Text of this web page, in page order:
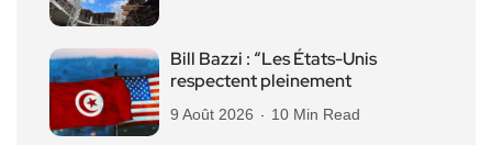
Bill Bazzi : “Les États-Unis
respectent pleinement
9 Août 2026 10 Min Read